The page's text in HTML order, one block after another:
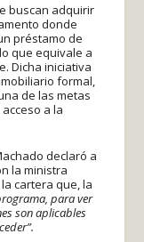
buscan adquirir
donde
préstamo de
que equivale a
Dicha iniciativa
formal,
de las metas
a la
declaró a
la ministra
cartera que, la
para ver
son aplicables